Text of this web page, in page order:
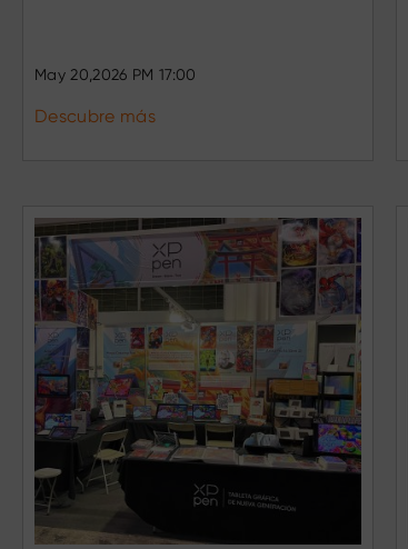
May 20,2026 PM 17:00
Descubre más